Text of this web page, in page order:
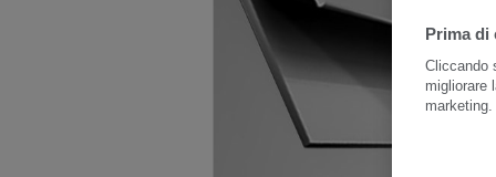
Prima di
Cliccando
migliorare
marketing.